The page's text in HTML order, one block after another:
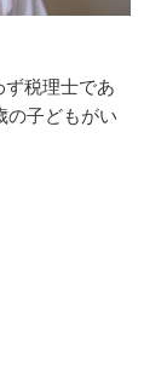
税理士であ
の子どもがい